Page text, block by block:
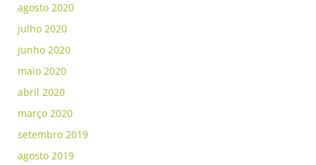
agosto 2020
julho 2020
junho 2020
maio 2020
abril 2020
março 2020
setembro 2019
agosto 2019